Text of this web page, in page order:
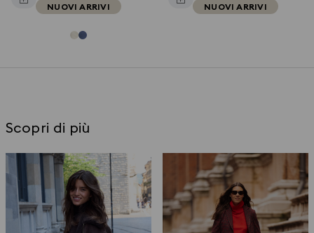
NUOVI ARRIVI NUOVI ARRIVI
Scopri di più